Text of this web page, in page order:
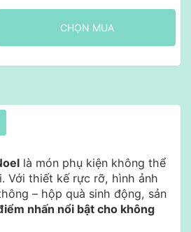
CHỌN MUA
là món phụ kiện không thể
Với thiết kế rực rỡ, hình ảnh
– hộp quà sinh động, sản
nhấn nổi bật cho không